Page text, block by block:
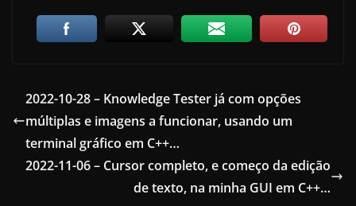
2022-10-28 – Knowledge Tester já com opções
múltiplas e imagens a funcionar, usando um
terminal gráfico em C++…
2022-11-06 – Cursor completo, e começo da edição
de texto, na minha GUI em C++…